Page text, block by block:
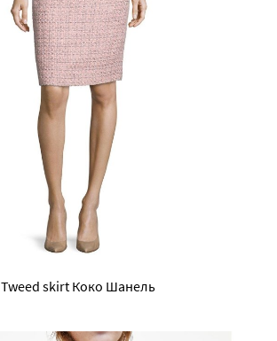
Tweed skirt Коко Шанель